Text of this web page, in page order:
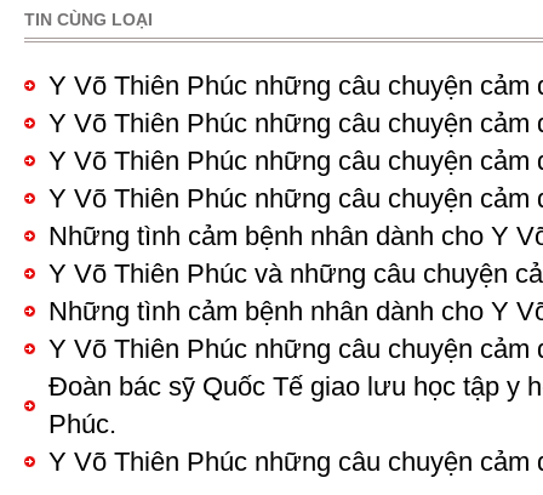
TIN CÙNG LOẠI
Y Võ Thiên Phúc những câu chuyện cảm
Y Võ Thiên Phúc những câu chuyện cảm
Y Võ Thiên Phúc những câu chuyện cảm
Y Võ Thiên Phúc những câu chuyện cảm
Những tình cảm bệnh nhân dành cho Y
Y Võ Thiên Phúc và những câu chuyện
Những tình cảm bệnh nhân dành cho Y
Y Võ Thiên Phúc những câu chuyện cảm
Đoàn bác sỹ Quốc Tế giao lưu học tập y
Phúc.
Y Võ Thiên Phúc những câu chuyện cảm